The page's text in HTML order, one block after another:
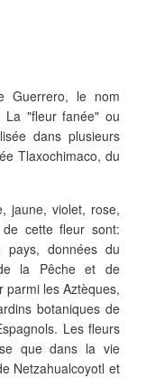
Guerrero, le nom
La "fleur fanée" ou
dans plusieurs
Tlaxochimaco, du
jaune, violet, rose,
cette fleur sont:
pays, données du
la Pêche et de
parmi les Aztèques,
botaniques de
Les fleurs
que dans la vie
Netzahualcoyotl et